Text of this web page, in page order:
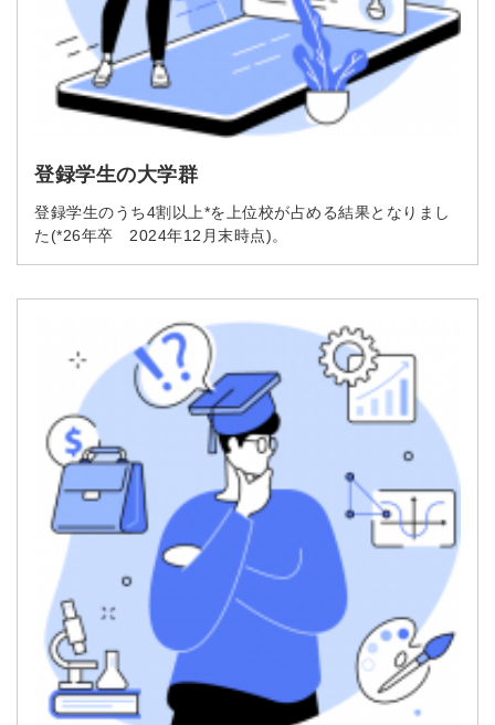
登録学生の大学群
登録学生のうち4割以上*を上位校が占める結果となりまし
た(*26年卒 2024年12月末時点)。
をご利用する
要です。
する
れですか？
でログイン
簡単10秒！無料会員登録
採用課題の解決、新しい採用の
取り組みなどを取材したインタ
ビュー記事が読める
ートが届く
採用に役立つ記事・資料が届く
メールアドレス
※ログインIDとなります
利用規約 個人情報の取り扱い
について
同意のうえ
他サービスIDで登録